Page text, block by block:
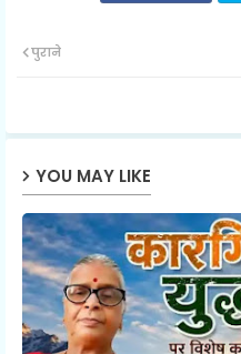
पुराने
YOU MAY LIKE